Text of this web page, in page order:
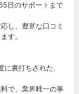
日のサポートまで
し、豊富な口コミ
す。
裏打ちされた、
で、業界唯一の事